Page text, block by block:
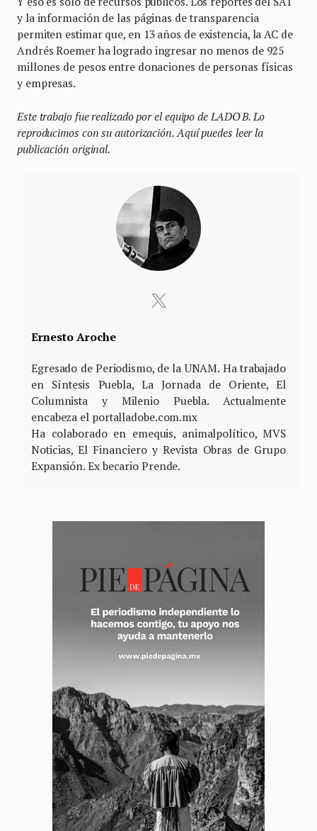
y la información de las páginas de transparencia
permiten estimar que, en 13 años de existencia, la AC de
Andrés Roemer ha logrado ingresar no menos de 925
millones de pesos entre donaciones de personas físicas
y empresas.
Este trabajo fue realizado por el equipo de LADO B. Lo
reproducimos con su autorización. Aquí puedes leer la
publicación original.
Ernesto Aroche
Egresado de Periodismo, de la UNAM. Ha trabajado
en Síntesis Puebla, La Jornada de Oriente, El
Columnista y Milenio Puebla. Actualmente
encabeza el portalladobe.com.mx
Ha colaborado en emequis, animalpolítico, MVS
Noticias, El Financiero y Revista Obras de Grupo
Expansión. Ex becario Prende.